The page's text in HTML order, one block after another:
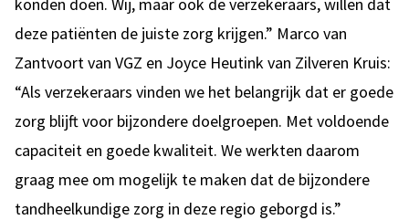
deze patiënten de juiste zorg krijgen.” Marco van
Zantvoort van VGZ en Joyce Heutink van Zilveren Kruis:
“Als verzekeraars vinden we het belangrijk dat er goede
zorg blijft voor bijzondere doelgroepen. Met voldoende
capaciteit en goede kwaliteit. We werkten daarom
graag mee om mogelijk te maken dat de bijzondere
tandheelkundige zorg in deze regio geborgd is.”